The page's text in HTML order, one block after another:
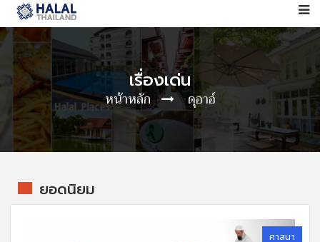
เรื่องเด่น
หน้าหลัก ดุอาอ์
ยอดนิยม
ศาสนา